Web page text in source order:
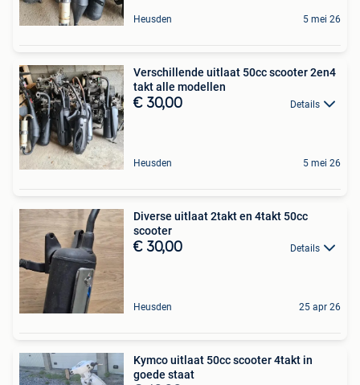
Heusden 5 mei 26
Verschillende uitlaat 50cc scooter 2en4
takt alle modellen
€ 30,00 Details
Heusden 5 mei 26
Diverse uitlaat 2takt en 4takt 50cc
scooter
€ 30,00 Details
Heusden 25 apr 26
Kymco uitlaat 50cc scooter 4takt in
goede staat